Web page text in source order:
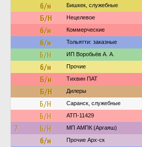
б/н Бишкек, служебные
Б/Н Нецелевое
б/н Коммерческие
б/н Тольятти: заказные
Б/Н ИП Воробьёв А. А.
б/н Прочие
Б/н Тихвин ПАТ
Б/Н Дилеры
Б/Н Саранск, служебные
Б/Н АТП-11429
7 Б/Н МП АМПК (Аргаяш)
б/н Прочие Арх-ск